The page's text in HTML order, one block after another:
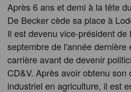
Après 6 ans et demi à la tête
De Becker cède sa place à
Il est devenu vice-président de
septembre de l'année dernière
carrière avant de devenir
CD&V. Après avoir obtenu
industriel en agriculture, il est